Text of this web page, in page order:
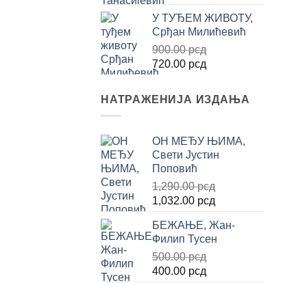
У ТУЂЕМ ЖИВОТУ,
Срђан Милићевић
900.00рсд
Оригинална
цена
била:
720.00 рсд
720.00 рсд.
НАТРАЖЕНИЈА ИЗДАЊА
ОН МЕЂУ ЊИМА,
Свети Јустин
Поповић
1,290.00рсд
Оригинална
је
била:
1,290.00 рсд.
1,032.00 рсд
је:
1,032.00 рсд.
БЕЖАЊЕ, Жан-
Филип Тусен
500.00рсд
Оригинална
400.00 рсд